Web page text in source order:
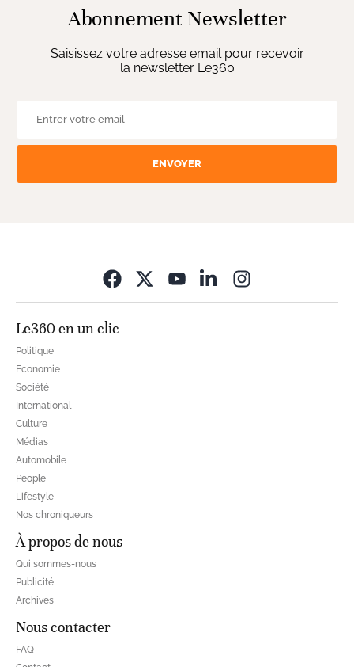
Abonnement Newsletter
Saisissez votre adresse email pour recevoir
la newsletter Le360
ENVOYER
Le360 en un clic
Politique
Economie
Société
International
Culture
Médias
Automobile
People
Lifestyle
Nos chroniqueurs
À propos de nous
Qui sommes-nous
Publicité
Archives
Nous contacter
FAQ